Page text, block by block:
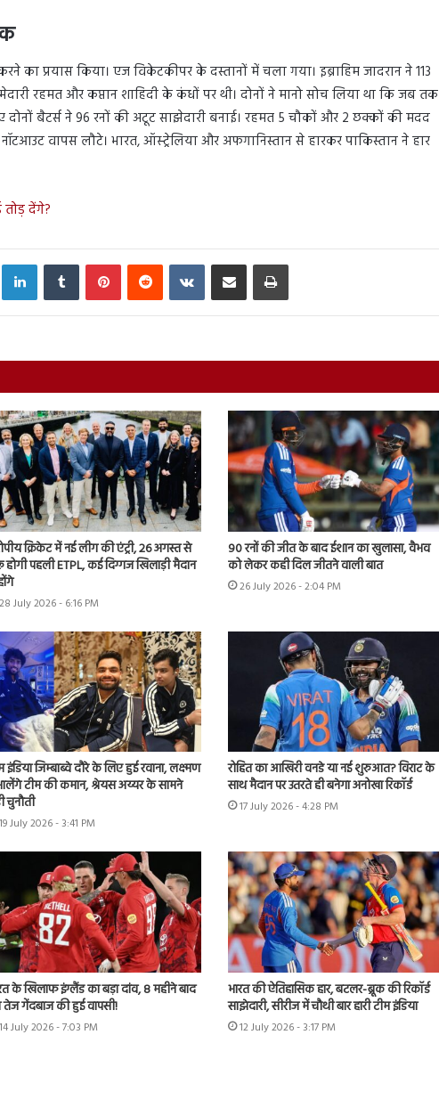
का प्रयास किया। एज विकेटकीपर के दस्तानों में चला गया। इब्राहिम जादरान ने 113
रहमत और कप्तान शाहिदी के कंधों पर थी। दोनों ने मानो सोच लिया था कि जब तक
बैटर्स ने 96 रनों की अटूट साझेदारी बनाई। रहमत 5 चौकों और 2 छक्कों की मदद
वापस लौटे। भारत, ऑस्ट्रेलिया और अफगानिस्तान से हारकर पाकिस्तान ने हार
तोड़ देंगे?
LinkedInTumblr PinterestReddit VKontakteShare via Email Print
क्रिकेट में नई लीग की एंट्री, 26 अगस्त से
पहली ETPL, कई दिग्गज खिलाड़ी मैदान
28 July 2026 - 6:16 PM
90 रनों की जीत के बाद ईशान का खुलासा, वैभव
को लेकर कही दिल जीतने वाली बात
26 July 2026 - 2:04 PM
इंडिया जिम्बाब्वे दौरे के लिए हुई रवाना, लक्ष्मण
टीम की कमान, श्रेयस अय्यर के सामने
चुनौती
19 July 2026 - 3:41 PM
रोहित का आखिरी वनडे या नई शुरुआत? विराट के
साथ मैदान पर उतरते ही बनेगा अनोखा रिकॉर्ड
17 July 2026 - 4:28 PM
के खिलाफ इंग्लैंड का बड़ा दांव, 8 महीने बाद
गेंदबाज की हुई वापसी!
14 July 2026 - 7:03 PM
भारत की ऐतिहासिक हार, बटलर-ब्रूक की रिकॉर्ड
साझेदारी, सीरीज में चौथी बार हारी टीम इंडिया
12 July 2026 - 3:17 PM